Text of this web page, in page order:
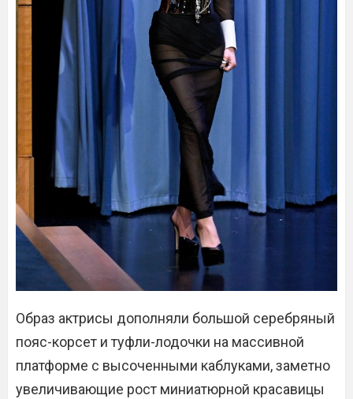
Образ актрисы дополняли большой серебряный
пояс-корсет и туфли-лодочки на массивной
платформе с высоченными каблуками, заметно
увеличивающие рост миниатюрной красавицы